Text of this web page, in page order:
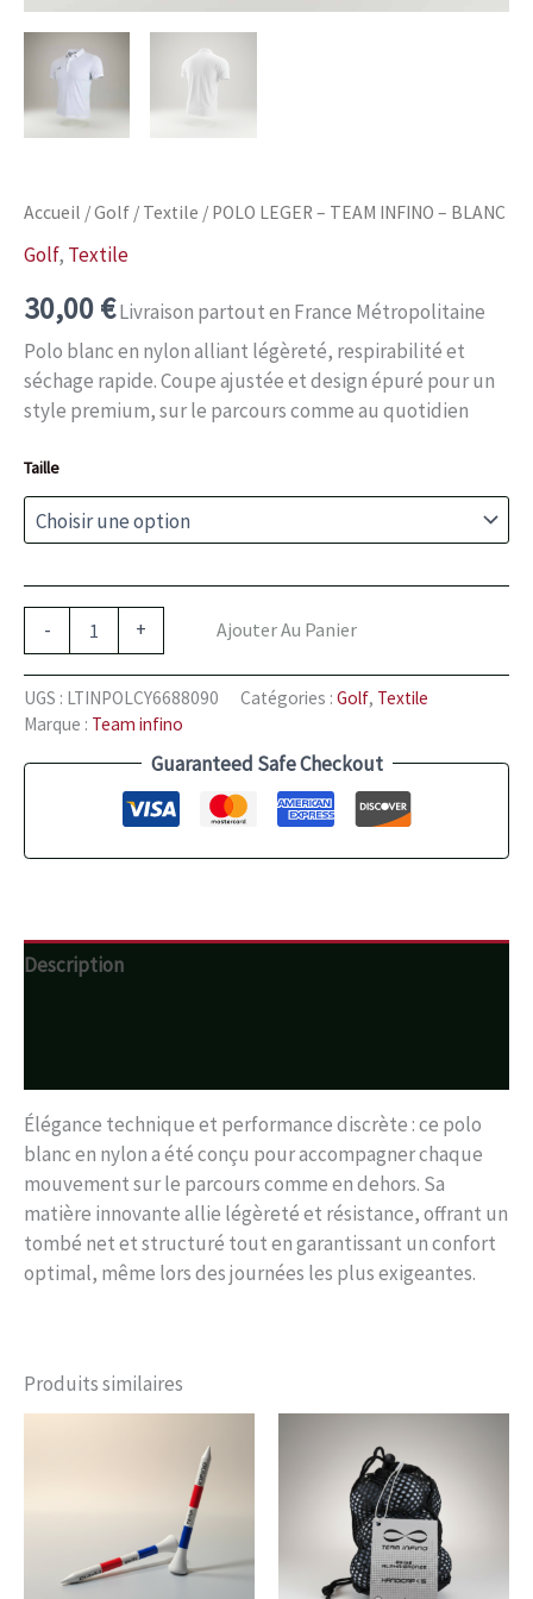
Accueil /Golf / Textile / POLO LEGER – TEAM INFINO – BLANC
Golf, Textile
30,00€Livraison partout en France Métropolitaine
Polo blanc en nylon alliant légèreté, respirabilité et
séchage rapide. Coupe ajustée et design épuré pour un
style premium, sur le parcours comme au quotidien
Taille
- + Ajouter Au Panier
UGS : LTINPOLCY6688090 Catégories : Golf, Textile
Marque : Team infino
Guaranteed Safe Checkout
Description
Élégance technique et performance discrète : ce polo
blanc en nylon a été conçu pour accompagner chaque
mouvement sur le parcours comme en dehors. Sa
matière innovante allie légèreté et résistance, offrant un
tombé net et structuré tout en garantissant un confort
optimal, même lors des journées les plus exigeantes.
Produits similaires